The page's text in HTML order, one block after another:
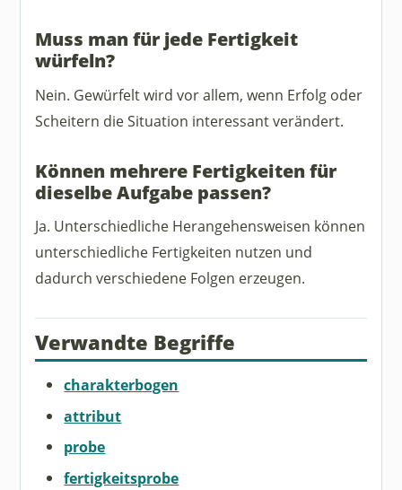
Muss man für jede Fertigkeit
würfeln?
Nein. Gewürfelt wird vor allem, wenn Erfolg oder
Scheitern die Situation interessant verändert.
Können mehrere Fertigkeiten für
dieselbe Aufgabe passen?
Ja. Unterschiedliche Herangehensweisen können
unterschiedliche Fertigkeiten nutzen und
dadurch verschiedene Folgen erzeugen.
Verwandte Begriffe
charakterbogen
attribut
probe
fertigkeitsprobe